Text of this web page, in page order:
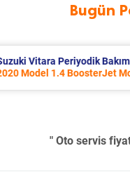
Bugün
Toyota Corolla
2022 Model 1.8
" Oto servis